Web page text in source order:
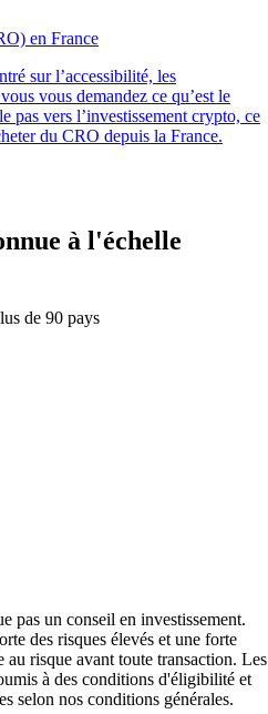
en France
sur l’accessibilité, les
vous demandez ce qu’est le
pas vers l’investissement crypto, ce
du CRO depuis la France.
à l'échelle
de 90 pays
pas un conseil en investissement.
des risques élevés et une forte
risque avant toute transaction. Les
à des conditions d'éligibilité et
selon nos conditions générales.